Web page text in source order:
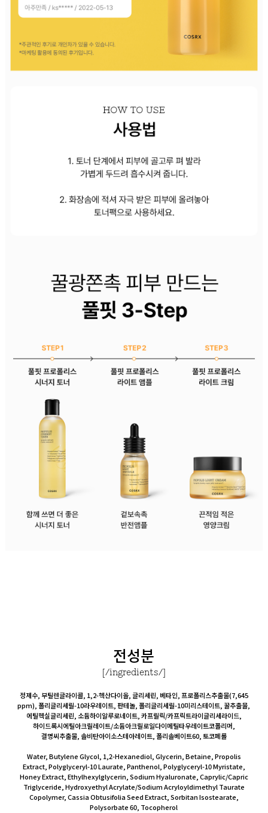
전성분
[/ingredients/]
정제수, 부틸렌글라이콜, 1,2-헥산다이올, 글리세린, 베타인, 프로폴리스추출물(7,645
ppm), 폴리글리세릴-10라우레이트, 판테놀, 폴리글리세릴-10미리스테이트, 꿀추출물,
에틸헥실글리세린, 소듐하이알루로네이트, 카프릴릭/카프릭트라이글리세라이드,
하이드록시에틸아크릴레이트/소듐아크릴로일다이메틸타우레이트코폴리머,
결명씨추출물, 솔비탄아이소스테아레이트, 폴리솔베이트60, 토코페롤
Water, Butylene Glycol, 1,2-Hexanediol, Glycerin, Betaine, Propolis
Extract, Polyglyceryl-10 Laurate, Panthenol, Polyglyceryl-10 Myristate,
Honey Extract, Ethylhexylglycerin, Sodium Hyaluronate, Caprylic/Capric
Triglyceride, Hydroxyethyl Acrylate/Sodium Acryloyldimethyl Taurate
Copolymer, Cassia Obtusifolia Seed Extract, Sorbitan Isostearate,
Polysorbate 60, Tocopherol